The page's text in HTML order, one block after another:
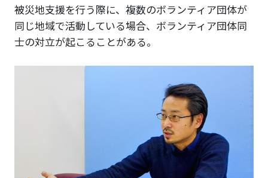
被災地支援を行う際に、複数のボランティア団体が
同じ地域で活動している場合、ボランティア団体同
士の対立が起こることがある。